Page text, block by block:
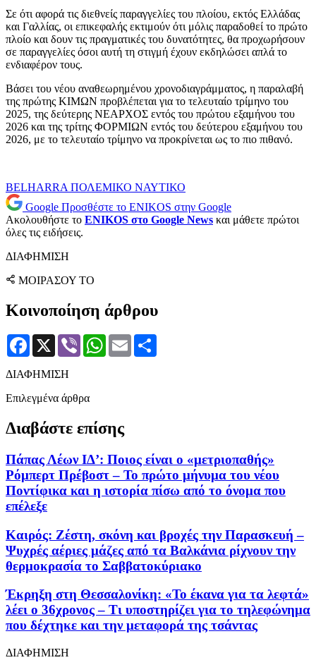
Σε ότι αφορά τις διεθνείς παραγγελίες του πλοίου, εκτός Ελλάδας
και Γαλλίας, οι επικεφαλής εκτιμούν ότι μόλις παραδοθεί το πρώτο
πλοίο και δουν τις πραγματικές του δυνατότητες, θα προχωρήσουν
σε παραγγελίες όσοι αυτή τη στιγμή έχουν εκδηλώσει απλά το
ενδιαφέρον τους.
Βάσει του νέου αναθεωρημένου χρονοδιαγράμματος, η παραλαβή
της πρώτης ΚΙΜΩΝ προβλέπεται για το τελευταίο τρίμηνο του
2025, της δεύτερης ΝΕΑΡΧΟΣ εντός του πρώτου εξαμήνου του
2026 και της τρίτης ΦΟΡΜΙΩΝ εντός του δεύτερου εξαμήνου του
2026, με το τελευταίο τρίμηνο να προκρίνεται ως το πιο πιθανό.
BELHARRA ΠΟΛΕΜΙΚΟ ΝΑΥΤΙΚΟ
Google Προσθέστε το ENIKOS στην Google
Ακολουθήστε το ENIKOS στο Google News και μάθετε πρώτοι
όλες τις ειδήσεις.
ΔΙΑΦΗΜΙΣΗ
ΜΟΙΡΑΣΟΥ ΤΟ
Κοινοποίηση άρθρου
Facebook
X Viber WhatsApp
Email
ΔΙΑΦΗΜΙΣΗ
Επιλεγμένα άρθρα
Διαβάστε επίσης
Πάπας Λέων ΙΔ’: Ποιος είναι ο «μετριοπαθής»
Ρόμπερτ Πρέβοστ – Το πρώτο μήνυμα του νέου
Ποντίφικα και η ιστορία πίσω από το όνομα που
επέλεξε
Καιρός: Ζέστη, σκόνη και βροχές την Παρασκευή –
Ψυχρές αέριες μάζες από τα Βαλκάνια ρίχνουν την
θερμοκρασία το Σαββατοκύριακο
Έκρηξη στη Θεσσαλονίκη: «Το έκανα για τα λεφτά»
λέει ο 36χρονος – Τι υποστηρίζει για το τηλεφώνημα
που δέχτηκε και την μεταφορά της τσάντας
ΔΙΑΦΗΜΙΣΗ